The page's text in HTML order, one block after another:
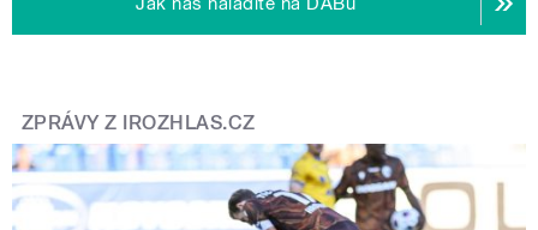
ZPRÁVY Z IROZHLAS.CZ